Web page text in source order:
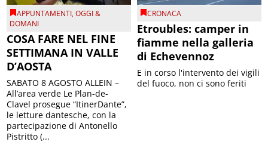
APPUNTAMENTI,OGGI &
DOMANI
COSA FARE NEL FINE
SETTIMANA IN VALLE
D’AOSTA
SABATO 8 AGOSTO ALLEIN –
All’area verde Le Plan-de-
Clavel prosegue “ItinerDante”,
le letture dantesche, con la
partecipazione di Antonello
Pistritto (...
CRONACA
Etroubles: camper in
fiamme nella galleria
di Echevennoz
E in corso l'intervento dei vigili
del fuoco, non ci sono feriti